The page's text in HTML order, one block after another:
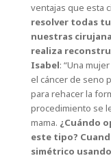
ventajas que esta
resolver todas
nuestras
realiza
Isabel: “Una
el cáncer de seno
para rehacer la
procedimiento se
mama. ¿Cuándo
este tipo?
simétrico